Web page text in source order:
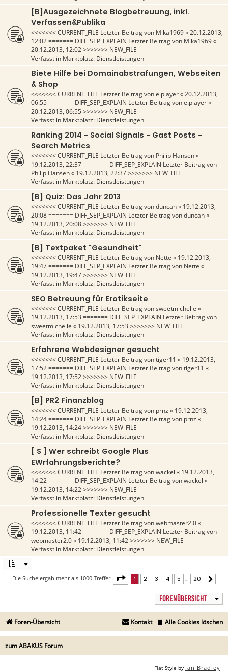
[B]Ausgezeichnete Blogbetreuung, inkl.
Verfassen&Publika
<<<<<<< CURRENT_FILE Letzter Beitrag von Mika1969«20.12.2013,
12:02======= DIFF_SEP_EXPLAIN Letzter Beitrag von Mika1969«
20.12.2013, 12:02>>>>>>> NEW_FILE
Verfasst in Marktplatz: Dienstleistungen
Biete Hilfe bei Domainabstrafungen, Webseiten
& Shop
<<<<<<< CURRENT_FILE Letzter Beitrag vone.player«20.12.2013,
06:55======= DIFF_SEP_EXPLAIN Letzter Beitrag vone.player«
20.12.2013, 06:55>>>>>>> NEW_FILE
Verfasst in Marktplatz: Dienstleistungen
Ranking 2014 - Social Signals - Gast Posts -
Search Metrics
<<<<<<< CURRENT_FILE Letzter Beitrag von Philip Hansen«
19.12.2013, 22:37======= DIFF_SEP_EXPLAIN Letzter Beitrag von
Philip Hansen« 19.12.2013, 22:37>>>>>>> NEW_FILE
Verfasst in Marktplatz: Dienstleistungen
[B] Quiz: Das Jahr 2013
<<<<<<< CURRENT_FILE Letzter Beitrag vonduncan« 19.12.2013,
20:08======= DIFF_SEP_EXPLAIN Letzter Beitrag vonduncan«
19.12.2013, 20:08>>>>>>> NEW_FILE
Verfasst in Marktplatz: Dienstleistungen
[B] Textpaket "Gesundheit"
<<<<<<< CURRENT_FILE Letzter Beitrag von Nette « 19.12.2013,
19:47======= DIFF_SEP_EXPLAIN Letzter Beitrag von Nette «
19.12.2013, 19:47>>>>>>> NEW_FILE
Verfasst in Marktplatz: Dienstleistungen
SEO Betreuung für Erotikseite
<<<<<<< CURRENT_FILE Letzter Beitrag vonsweetmichelle «
19.12.2013, 17:53 ======= DIFF_SEP_EXPLAIN Letzter Beitrag von
sweetmichelle « 19.12.2013, 17:53 >>>>>>> NEW_FILE
Verfasst in Marktplatz: Dienstleistungen
Erfahrene Webdesigner gesucht
<<<<<<< CURRENT_FILE Letzter Beitrag vontiger11 « 19.12.2013,
17:52======= DIFF_SEP_EXPLAIN Letzter Beitrag vontiger11 «
19.12.2013, 17:52>>>>>>> NEW_FILE
Verfasst in Marktplatz: Dienstleistungen
[B] PR2 Finanzblog
<<<<<<< CURRENT_FILE Letzter Beitrag von prnz « 19.12.2013,
14:24======= DIFF_SEP_EXPLAIN Letzter Beitrag von prnz «
19.12.2013, 14:24>>>>>>> NEW_FILE
Verfasst in Marktplatz: Dienstleistungen
[ S ] Wer schreibt Google Plus
EWrfahrungsberichte?
<<<<<<< CURRENT_FILE Letzter Beitrag vonwackel « 19.12.2013,
14:22======= DIFF_SEP_EXPLAIN Letzter Beitrag vonwackel «
19.12.2013, 14:22>>>>>>> NEW_FILE
Verfasst in Marktplatz: Dienstleistungen
Professionelle Texter gesucht
<<<<<<< CURRENT_FILE Letzter Beitrag vonwebmaster2.0«
19.12.2013, 11:42======= DIFF_SEP_EXPLAIN Letzter Beitrag von
webmaster2.0« 19.12.2013, 11:42>>>>>>> NEW_FILE
Verfasst in Marktplatz: Dienstleistungen
Die Suche ergab mehr als 1000 Treffer Seite von20
1 2 3 4 5 … 20
FORENÜBERSICHT
Foren-Übersicht Alle Cookies löschen
Kontakt
zum ABAKUS Forum
Flat Style by Ian Bradley